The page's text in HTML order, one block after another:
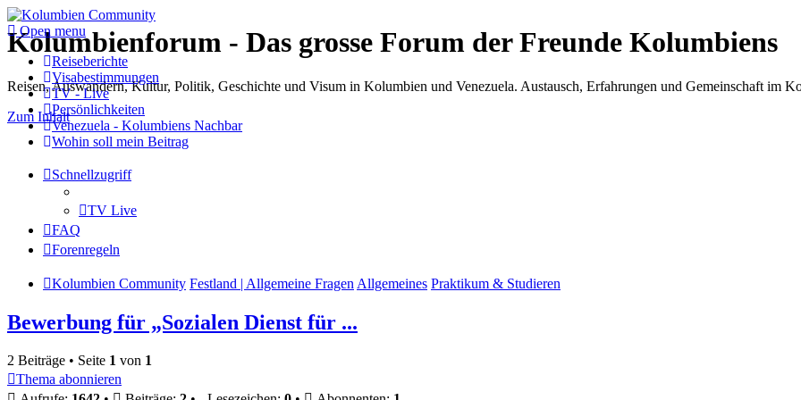
Kolumbienforum - Das grosse Forum der Freunde Kolumbiens
Reisen, Auswandern, Kultur, Politik, Geschichte und Visum in Kolumbien und Venezuela. Austausch, Erfahrungen und Gemeinschaft im
Zum Inhalt
Open menu
Reiseberichte
Visabestimmungen
TV - Live
Persönlichkeiten
Venezuela - Kolumbiens Nachbar
Wohin soll mein Beitrag
Schnellzugriff
TV Live
FAQ
Forenregeln
Kolumbien Community Festland | Allgemeine Fragen Allgemeines Praktikum & Studieren
Bewerbung für „Sozialen Dienst für ...
2 Beiträge • Seite 1 von 1
Thema abonnieren